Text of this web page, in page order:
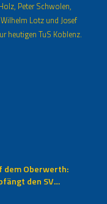
Peter Schwolen,
Lotz und Josef
heutigen TuS Koblenz.
Oberwerth:
den SV